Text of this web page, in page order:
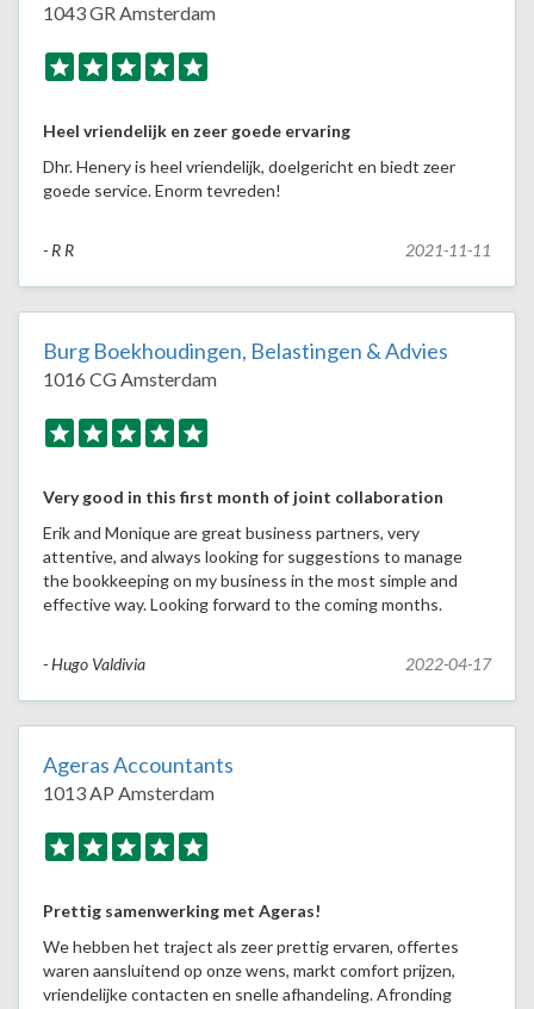
1043 GR Amsterdam
Heel vriendelijk en zeer goede ervaring
Dhr. Henery is heel vriendelijk, doelgericht en biedt zeer
goede service. Enorm tevreden!
- R R 2021-11-11
Burg Boekhoudingen, Belastingen & Advies
1016 CG Amsterdam
Very good in this first month of joint collaboration
Erik and Monique are great business partners, very
attentive, and always looking for suggestions to manage
the bookkeeping on my business in the most simple and
effective way. Looking forward to the coming months.
- Hugo Valdivia 2022-04-17
Ageras Accountants
1013 AP Amsterdam
Prettig samenwerking met Ageras!
We hebben het traject als zeer prettig ervaren, offertes
waren aansluitend op onze wens, markt comfort prijzen,
vriendelijke contacten en snelle afhandeling. Afronding